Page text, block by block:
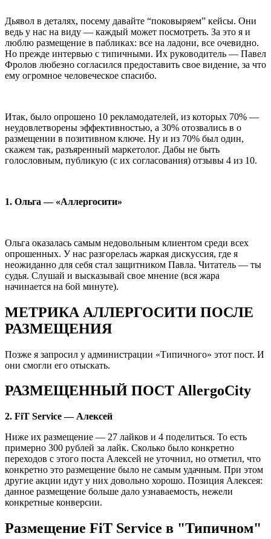
Дьявол в деталях, посему давайте “поковыряем” кейсы. Они
ведь у нас на виду — каждый может посмотреть. За это я и
люблю размещение в пабликах: все на ладони, все очевидно.
Но прежде интервью с типичными. Их руководитель — Павел
Фролов любезно согласился предоставить свое видение, за что
ему огромное человеческое спасибо.
Итак, было опрошено 10 рекламодателей, из которых 70% —
неудовлетворены эффективностью, а 30% отозвались в о
размещении в позитивном ключе. Ну и из 70% был один,
скажем так, разъяренный маркетолог. Дабы не быть
голословным, публикую (с их согласования) отзывы 4 из 10.
1. Ольга — «Аллергосити»
Ольга оказалась самым недовольным клиентом среди всех
опрошенных. У нас разгорелась жаркая дискуссия, где я
неожиданно для себя стал защитником Павла. Читатель — ты
судья. Слушай и высказывай свое мнение (вся жара
начинается на 6ой минуте).
МЕТРИКА АЛЛЕРГОСИТИ ПОСЛЕ
РАЗМЕЩЕНИЯ
Позже я запросил у администрации «Типичного» этот пост. И
они смогли его отыскать.
РАЗМЕЩЕННЫЙ ПОСТ AllergoCity
2. FiT Service — Алексей
Ниже их размещение — 27 лайков и 4 поделиться. То есть
примерно 300 рублей за лайк. Сколько было конкретно
переходов с этого поста Алексей не уточнил, но отметил, что
конкретно это размещение было не самым удачным. При этом
другие акции идут у них довольно хорошо. Позиция Алексея:
данное размещение больше дало узнаваемость, нежели
конкретные конверсии.
Размещение FiT Service в "Типичном"